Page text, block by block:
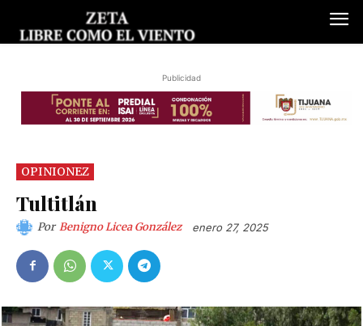
Publicidad
OPINIONEZ
Tultitlán
Por Benigno Licea González enero 27, 2025